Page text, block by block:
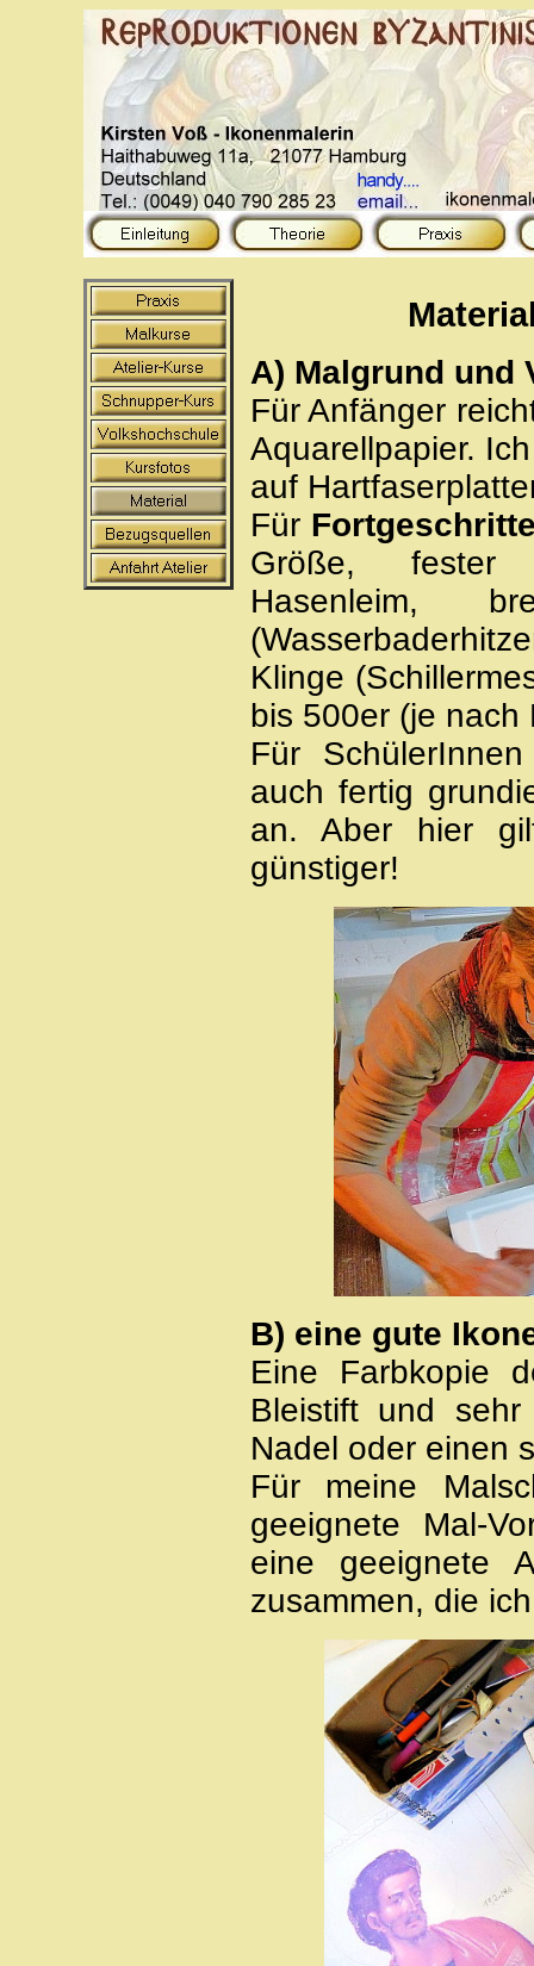
A) Malgrund und
Für Anfänger
Aquarellpapier.
auf
Für
Größe, fester
Hasenleim,
Klinge
bis 500er (je nach
Für
auch fertig
an. Aber hier
günstiger!
B) eine gute
Eine Farbkopie
Bleistift und
Nadel oder einen
Für meine
geeignete Mal-
eine geeignete
zusammen, die